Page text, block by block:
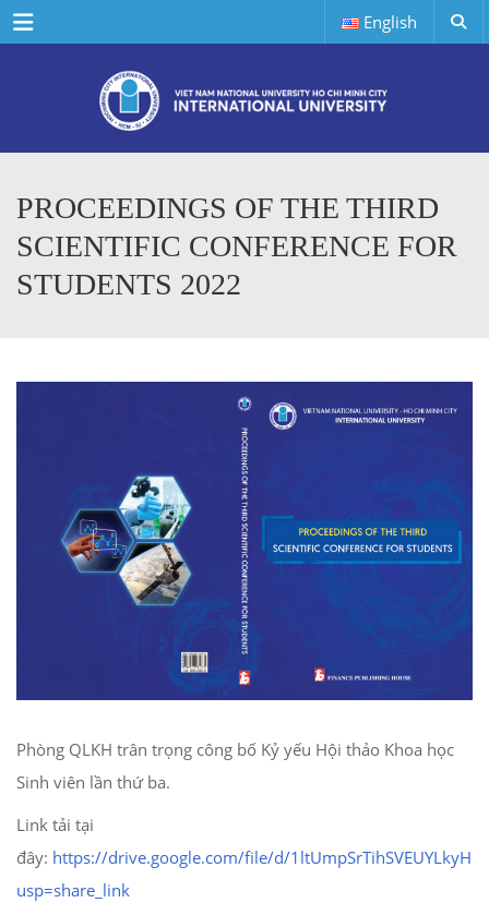
Menu English
PROCEEDINGS OF THE THIRD
SCIENTIFIC CONFERENCE FOR
STUDENTS 2022
Phòng QLKH trân trọng công bố Kỷ yếu Hội thảo Khoa học
Sinh viên lần thứ ba.
Link tải tại
đây: https://drive.google.com/file/d/
usp=share_link